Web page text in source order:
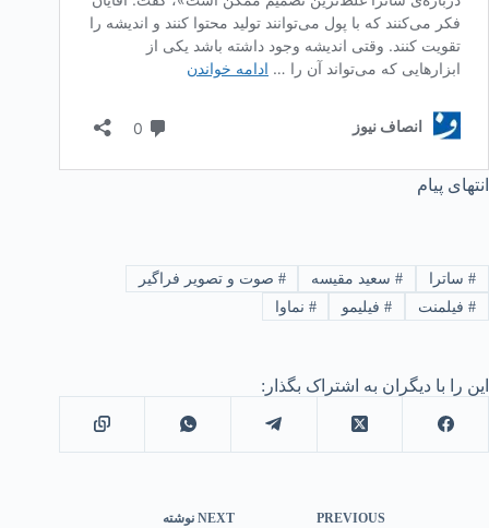
انتهای پیام
#ساترا #سعید مقیسه # صوت و تصویر فراگیر
#فیلمنت #فیلیمو # نماوا
این را با دیگران به اشتراک بگذار:
PREVIOUS
NEXT نوشته